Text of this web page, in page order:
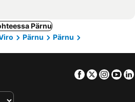
Pärnu
Pärnu
Pärnu
Facebook
Twitter